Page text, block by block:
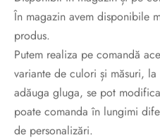
În magazin avem disponibile
produs.
Putem realiza pe comandă
variante de culori și măsuri,
adăuga gluga, se pot
poate comanda în lungimi
de personalizări.